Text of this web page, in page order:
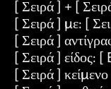
[ Σειρά ] + [
[ Σειρά ] με: [
[ Σειρά ]
[ Σειρά ] είδος:
[ Σειρά ] κείμενο